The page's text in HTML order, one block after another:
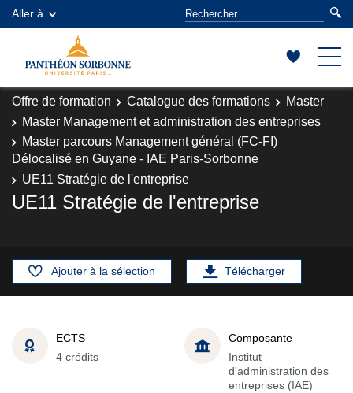
Aller à
Offre de formation Catalogue des formations
Master
Master Management et administration des entreprises
Master parcours Management général (FC-FI)
Délocalisé en Guyane - IAE Paris-Sorbonne
UE11 Stratégie de l'entreprise
UE11 Stratégie de l'entreprise
Ajouter à la sélection Télécharger
ECTS
4 crédits
Composante
Institut
d'administration des
entreprises (IAE)